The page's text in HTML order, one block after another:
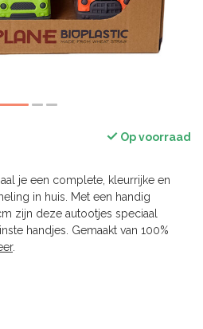
Op voorraad
je een complete, kleurrijke en
in huis. Met een handig
zijn deze autootjes speciaal
handjes. Gemaakt van 100%
.